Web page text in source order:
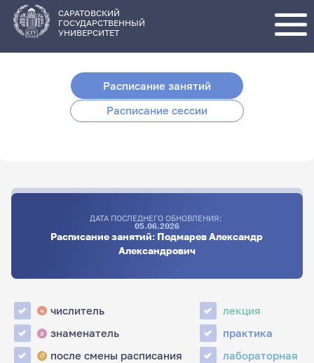
основному
содержанию
САРАТОВСКИЙ
ГОСУДАРСТВЕННЫЙ
УНИВЕРСИТЕТ
Расписание занятий
Расписание сессии
ДАТА ПОСЛЕДНЕГО ОБНОВЛЕНИЯ:
05.06.2026
Расписание занятий: Подмарев Александр
Александрович
ч числитель
з знаменатель
↺ после смены расписания
лекция
практика
лабораторная